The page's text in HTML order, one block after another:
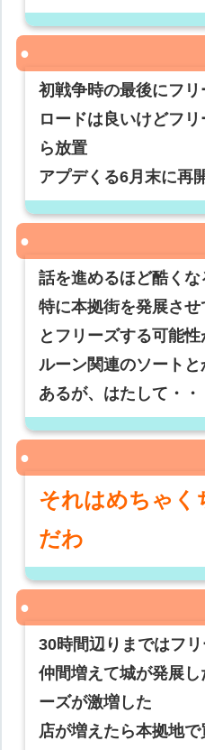
初戦争時の最後にフ
ロードは良いけどフ
ら放置
アプデくる6月末に再
話を進めるほど酷くな
特に本拠街を発展さ
とフリーズする可能
ルーン関連のソート
あるが、はたして・・
それはめちゃく
だわ
30時間辺りまではフ
仲間増えて城が発展
ーズが激増した
店が増えたら本拠地